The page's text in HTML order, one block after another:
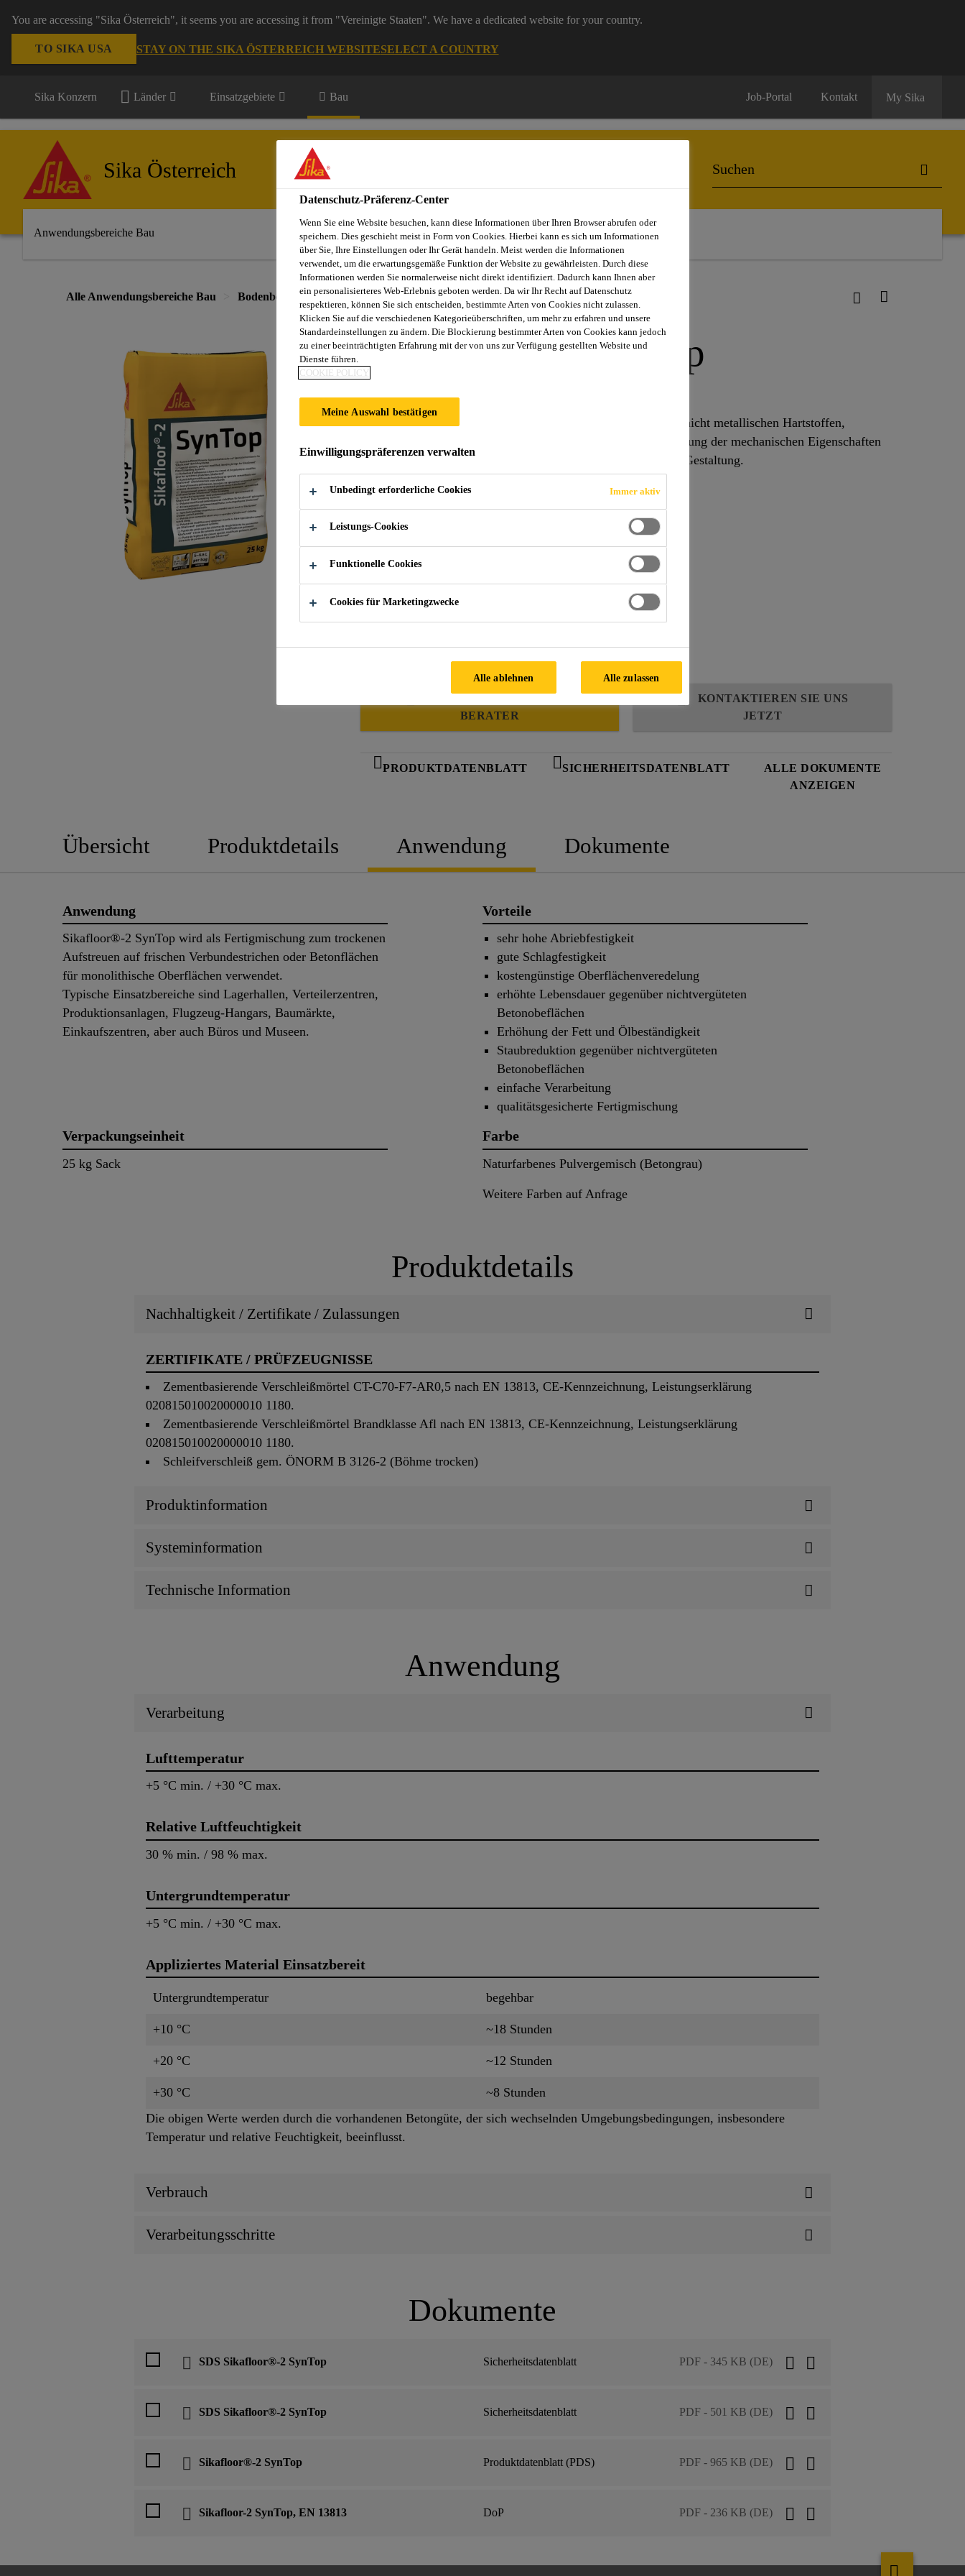
You are accessing "Sika Österreich", it seems you are accessing it from "Vereinigte Staaten". We have a dedicated website for your country.
TO SIKA USA STAY ON THE SIKA ÖSTERREICH WEBSITESELECT A COUNTRY
Sika Konzern Länder Einsatzgebiete Bau Job-Portal Kontakt My Sika
Sika Österreich
Anwendungsbereiche Bau
Alle Anwendungsbereiche Bau Bodenbeschichtungen auf Beton Zuschlagstoffe Sikafloor®-2 SynTop
Sikafloor®-2 SynTop
Gebrauchsfertiger Einstreustoff aus ideal zusammengesetzten nicht metallischen Hartstoffen,
ausgesuchten Zusätzen, Pigmenten und Zement. Zur Verbesserung der mechanischen Eigenschaften
von zementösen Industriefußböden sowie zu deren farblichen Gestaltung.
kostengünstige Oberflächenveredelung
BERATER
KONTAKTIEREN SIE UNS
JETZT
PRODUKTDATENBLATT SICHERHEITSDATENBLATT
ALLE DOKUMENTE
ANZEIGEN
Übersicht Produktdetails Anwendung Dokumente
Anwendung
Sikafloor®-2 SynTop wird als Fertigmischung zum trockenen
Aufstreuen auf frischen Verbundestrichen oder Betonflächen
für monolithische Oberflächen verwendet.
Typische Einsatzbereiche sind Lagerhallen, Verteilerzentren,
Produktionsanlagen, Flugzeug-Hangars, Baumärkte,
Einkaufszentren, aber auch Büros und Museen.
Vorteile
sehr hohe Abriebfestigkeit
gute Schlagfestigkeit
kostengünstige Oberflächenveredelung
erhöhte Lebensdauer gegenüber nichtvergüteten
Betonobeflächen
Erhöhung der Fett und Ölbeständigkeit
Staubreduktion gegenüber nichtvergüteten
Betonobeflächen
einfache Verarbeitung
qualitätsgesicherte Fertigmischung
Verpackungseinheit
25 kg Sack
Farbe
Naturfarbenes Pulvergemisch (Betongrau)
Weitere Farben auf Anfrage
Produktdetails
Nachhaltigkeit / Zertifikate / Zulassungen
ZERTIFIKATE / PRÜFZEUGNISSE
Zementbasierende Verschleißmörtel CT-C70-F7-AR0,5 nach EN 13813, CE-Kennzeichnung, Leistungserklärung
020815010020000010 1180.
Zementbasierende Verschleißmörtel Brandklasse Afl nach EN 13813, CE-Kennzeichnung, Leistungserklärung
020815010020000010 1180.
Schleifverschleiß gem. ÖNORM B 3126-2 (Böhme trocken)
Produktinformation
Systeminformation
Technische Information
Anwendung
Verarbeitung
Lufttemperatur
+5 °C min. / +30 °C max.
Relative Luftfeuchtigkeit
30 % min. / 98 % max.
Untergrundtemperatur
+5 °C min. / +30 °C max.
Appliziertes Material Einsatzbereit
Untergrundtemperatur begehbar
+10 °C ~18 Stunden
+20 °C ~12 Stunden
+30 °C
~8 Stunden
Die obigen Werte werden durch die vorhandenen Betongüte, der sich wechselnden Umgebungsbedingungen, insbesondere
Temperatur und relative Feuchtigkeit, beeinflusst.
Verbrauch
Verarbeitungsschritte
Dokumente
SDS Sikafloor®-2 SynTop Sicherheitsdatenblatt PDF - 345 KB (DE)
SDS Sikafloor®-2 SynTop Sicherheitsdatenblatt PDF - 501 KB (DE)
Sikafloor®-2 SynTop Produktdatenblatt (PDS) PDF - 965 KB (DE)
Sikafloor-2 SynTop, EN 13813 DoP PDF - 236 KB (DE)
Datenschutz-Präferenz-Center
Wenn Sie eine Website besuchen, kann diese Informationen über Ihren Browser abrufen oder
speichern. Dies geschieht meist in Form von Cookies. Hierbei kann es sich um Informationen
über Sie, Ihre Einstellungen oder Ihr Gerät handeln. Meist werden die Informationen
verwendet, um die erwartungsgemäße Funktion der Website zu gewährleisten. Durch diese
Informationen werden Sie normalerweise nicht direkt identifiziert. Dadurch kann Ihnen aber
ein personalisierteres Web-Erlebnis geboten werden. Da wir Ihr Recht auf Datenschutz
respektieren, können Sie sich entscheiden, bestimmte Arten von Cookies nicht zulassen.
Klicken Sie auf die verschiedenen Kategorieüberschriften, um mehr zu erfahren und unsere
Standardeinstellungen zu ändern. Die Blockierung bestimmter Arten von Cookies kann jedoch
zu einer beeinträchtigten Erfahrung mit der von uns zur Verfügung gestellten Website und
Dienste führen.
COOKIE POLICY
Meine Auswahl bestätigen
Einwilligungspräferenzen verwalten
Unbedingt erforderliche Cookies Immer aktiv
Leistungs-Cookies
Funktionelle Cookies
Cookies für Marketingzwecke
Alle ablehnen Alle zulassen